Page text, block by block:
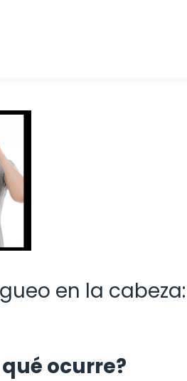
en la cabeza:
ocurre?